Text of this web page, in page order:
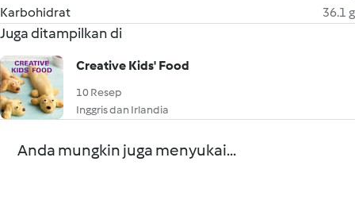
Karbohidrat
36.1 g
Juga ditampilkan di
Creative Kids' Food
10 Resep
Inggris dan Irlandia
Anda mungkin juga menyukai...